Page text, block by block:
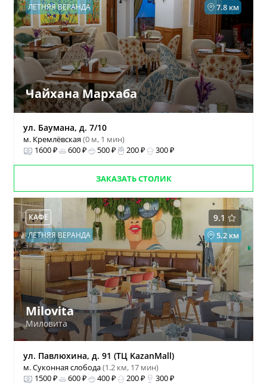
7.8 км
ЛЕТНЯЯ ВЕРАНДА
Чайхана Мархаба
ул. Баумана, д. 7/10
м. Кремлёвская(0 м, 1 мин)
1600 ₽
600 ₽ 500 ₽ 200 ₽ 300 ₽
ЗАКАЗАТЬ СТОЛИК
9.1
КАФЕ
5.2 км
ЛЕТНЯЯ ВЕРАНДА
Milovita
Миловита
ул. Павлюхина, д. 91 (ТЦ KazanMall)
м. Суконная слобода(1.2 км, 17 мин)
1500 ₽
600 ₽ 400 ₽ 200 ₽ 300 ₽